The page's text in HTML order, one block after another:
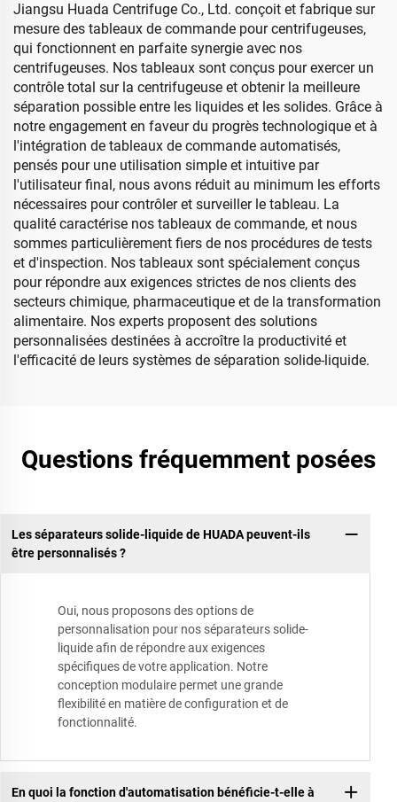
Jiangsu Huada Centrifuge Co., Ltd. conçoit et fabrique sur
mesure des tableaux de commande pour centrifugeuses,
qui fonctionnent en parfaite synergie avec nos
centrifugeuses. Nos tableaux sont conçus pour exercer un
contrôle total sur la centrifugeuse et obtenir la meilleure
séparation possible entre les liquides et les solides. Grâce à
notre engagement en faveur du progrès technologique et à
l'intégration de tableaux de commande automatisés,
pensés pour une utilisation simple et intuitive par
l'utilisateur final, nous avons réduit au minimum les efforts
nécessaires pour contrôler et surveiller le tableau. La
qualité caractérise nos tableaux de commande, et nous
sommes particulièrement fiers de nos procédures de tests
et d'inspection. Nos tableaux sont spécialement conçus
pour répondre aux exigences strictes de nos clients des
secteurs chimique, pharmaceutique et de la transformation
alimentaire. Nos experts proposent des solutions
personnalisées destinées à accroître la productivité et
l'efficacité de leurs systèmes de séparation solide-liquide.
Questions fréquemment posées
Les séparateurs solide-liquide de HUADA peuvent-ils
être personnalisés ?
Oui, nous proposons des options de
personnalisation pour nos séparateurs solide-
liquide afin de répondre aux exigences
spécifiques de votre application. Notre
conception modulaire permet une grande
flexibilité en matière de configuration et de
fonctionnalité.
En quoi la fonction d'automatisation bénéficie-t-elle à